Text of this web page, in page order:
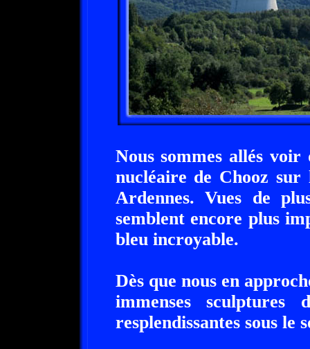
Nous sommes allés
nucléaire de Chooz sur
Ardennes. Vues de
semblent encore plus
bleu incroyable.
Dès que nous en
immenses
resplendissantes sous le